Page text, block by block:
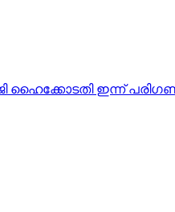
ഹൈക്കോടതി ഇന്ന്